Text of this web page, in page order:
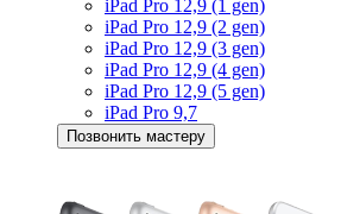
iPad Pro 12,9 (1 gen)
iPad Pro 12,9 (2 gen)
iPad Pro 12,9 (3 gen)
iPad Pro 12,9 (4 gen)
iPad Pro 12,9 (5 gen)
iPad Pro 9,7
Позвонить мастеру